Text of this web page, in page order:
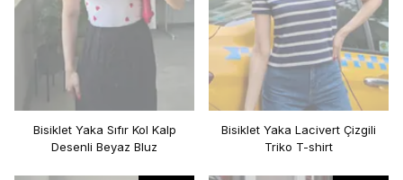
Bisiklet Yaka Sıfır Kol Kalp
Desenli Beyaz Bluz
Bisiklet Yaka Lacivert Çizgili
Triko T-shirt